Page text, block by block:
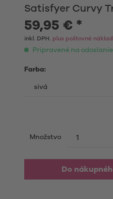
Satisfyer Curvy
59,95 € *
inkl. DPH. plus poštovné
Pripravené na odoslanie
Farba:
Množstvo
Do